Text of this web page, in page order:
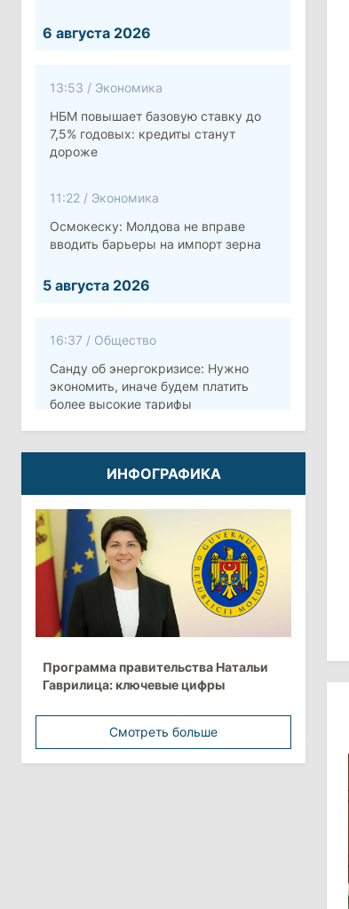
6 августа 2026
13:53 / Экономика
НБМ повышает базовую ставку до
7,5% годовых: кредиты станут
дороже
11:22 / Экономика
Осмокеску: Молдова не вправе
вводить барьеры на импорт зерна
5 августа 2026
16:37 / Общество
Санду об энергокризисе: Нужно
экономить, иначе будем платить
более высокие тарифы
10:12/Безопасность
Молдова готовит программу по
укреплению обороны стоимостью
более 10 млрд леев на ближайшие
пять лет
4 августа 2026
15:15
Экономика
европейских стран с самой низкой
минимальной зарплатой
Политика
Анна Ревенко уходит с поста главы
ИНФОГРАФИКА
Программа правительства Натальи
Гаврилица: ключевые цифры
Смотреть больше